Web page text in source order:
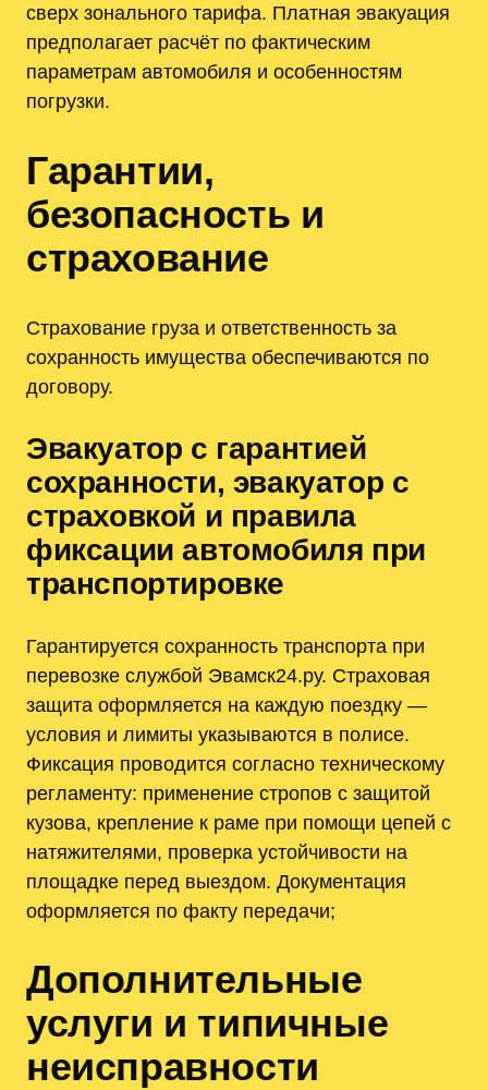
сверх зонального тарифа. Платная эвакуация
предполагает расчёт по фактическим
параметрам автомобиля и особенностям
погрузки.
Гарантии,
безопасность и
страхование
Страхование груза и ответственность за
сохранность имущества обеспечиваются по
договору.
Эвакуатор с гарантией
сохранности, эвакуатор с
страховкой и правила
фиксации автомобиля при
транспортировке
Гарантируется сохранность транспорта при
перевозке службой Эвамск24.ру. Страховая
защита оформляется на каждую поездку —
условия и лимиты указываются в полисе.
Фиксация проводится согласно техническому
регламенту: применение стропов с защитой
кузова, крепление к раме при помощи цепей с
натяжителями, проверка устойчивости на
площадке перед выездом. Документация
оформляется по факту передачи;
Дополнительные
услуги и типичные
неисправности